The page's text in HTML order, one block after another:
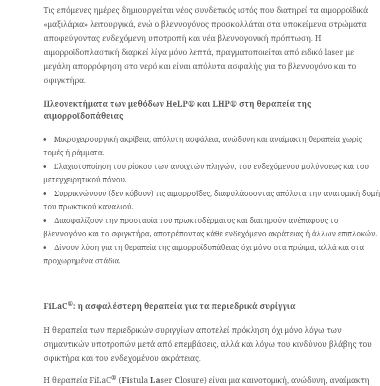
Τις επόμενες ημέρες δημιουργείται νέος συνδετικός ιστός που διατηρεί τα αιμορροϊδικά
«μαξιλάρια» λειτουργικά, ενώ ο βλεννογόνος προσκολλάται στα υποκείμενα στρώματα
αποφεύγοντας ενδεχόμενη υποτροπή και νέα βλεννογονική πρόπτωση. Η
αιμορροϊδοπλαστική διαρκεί λίγα μόνο λεπτά, πραγματοποιείται από ειδικό laser με
μεγάλη απορρόφηση στο νερό και είναι απόλυτα ασφαλής για το βλεννογόνο και το
σφιγκτήρα.
Πλεονεκτήματα των μεθόδων HeLP® και LHP® στη θεραπεία της
αιμορροϊδοπάθειας
Mικροχειρουργική ακρίβεια, απόλυτη ασφάλεια, ανώδυνη και αναίμακτη θεραπεία χωρίς
τομές ή ράμματα.
Ελαχιστοποίηση του ρίσκου των ανοιχτών πληγών, του ενδεχόμενου μολύνσεως και του
μετεγχειρητικού πόνου.
Συρρικνώνουν (δεν κόβουν) τις αιμορροΐδες, διαφυλάσσοντας απόλυτα την ανατομική δομή
του πρωκτικού καναλιού.
Διασφαλίζουν την προστασία του πρωκτοδέρματος και διατηρούν ανέπαφους το
βλεννογόνο και το σφιγκτήρα, αποτρέποντας κάθε ενδεχόμενο ακράτειας ή άλλων επιπλοκών.
Δίνουν λύση για τη θεραπεία της αιμορροϊδοπάθειας όχι μόνο στα πρώιμα, αλλά και στα
προχωρημένα στάδια.
FiLaC®: η ασφαλέστερη θεραπεία για τα περιεδρικά συρίγγια
Η θεραπεία των περιεδρικών συριγγίων αποτελεί πρόκληση όχι μόνο λόγω των
σημαντικών υποτροπών μετά από επεμβάσεις, αλλά και λόγω του κινδύνου βλάβης του
σφικτήρα και του ενδεχομένου ακράτειας.
Η θεραπεία FiLaC® (FistulaLaser Closure) είναι μια καινοτομική, ανώδυνη, αναίμακτη